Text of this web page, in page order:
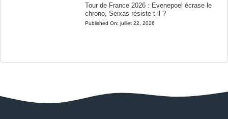
Tour de France 2026 : Evenepoel écrase le
chrono, Seixas résiste-t-il ?
Published On: juillet 22, 2026